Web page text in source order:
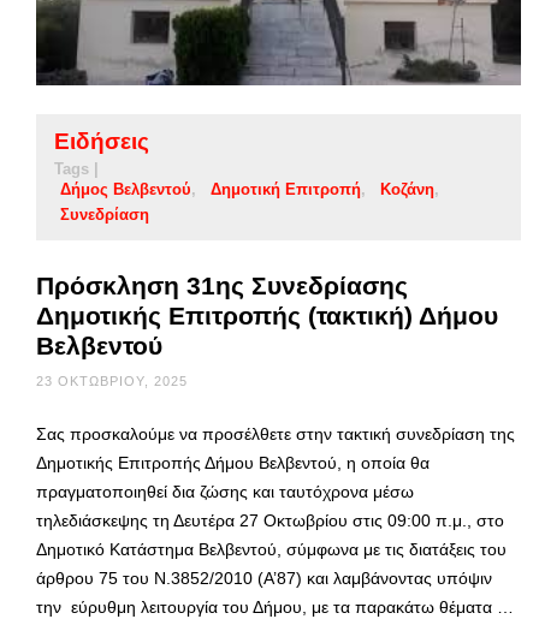
Ειδήσεις
Tags |
Δήμος Βελβεντού
Δημοτική Επιτροπή
Κοζάνη
Συνεδρίαση
Πρόσκληση 31ης Συνεδρίασης
Δημοτικής Επιτροπής (τακτική) Δήμου
Βελβεντού
23 ΟΚΤΩΒΡΊΟΥ, 2025
Σας προσκαλούμε να προσέλθετε στην τακτική συνεδρίαση της
Δημοτικής Επιτροπής Δήμου Βελβεντού, η οποία θα
πραγματοποιηθεί δια ζώσης και ταυτόχρονα μέσω
τηλεδιάσκεψης τη Δευτέρα 27 Οκτωβρίου στις 09:00 π.μ., στο
Δημοτικό Κατάστημα Βελβεντού, σύμφωνα με τις διατάξεις του
άρθρου 75 του Ν.3852/2010 (Α’87) και λαμβάνοντας υπόψιν
την εύρυθμη λειτουργία του Δήμου, με τα παρακάτω θέματα …